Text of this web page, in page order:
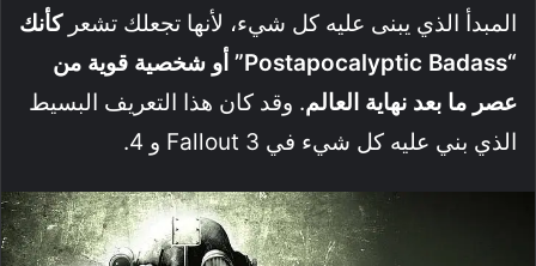
المبدأ الذي يبنى عليه كل شيء، لأنها تجعلك تشعر كأنك
“Postapocalyptic Badass” أو شخصية قوية من
عصر ما بعد نهاية العالم. وقد كان هذا التعريف البسيط
الذي بني عليه كل شيء في Fallout 3 و 4.